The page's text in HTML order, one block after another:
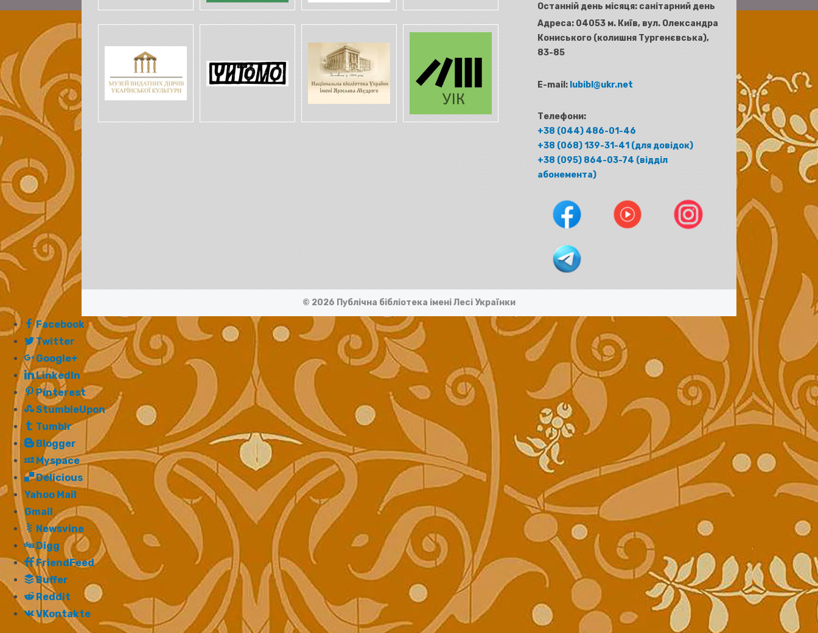
Останній день місяця: санітарний день
Адреса:04053 м. Київ, вул. Олександра
Кониського (колишня Тургенєвська),
83-85
E-mail: lubibl@ukr.net
Телефони:
+38 (044) 486-01-46
+38 (068) 139-31-41 (для довідок)
+38 (095) 864-03-74 (відділ
абонемента)
© 2026 Публічна бібліотека імені Лесі Українки
Facebook
Twitter
Google+
LinkedIn
Pinterest
StumbleUpon
Tumblr
Blogger
Myspace
Delicious
Yahoo Mail
Gmail
Newsvine
Digg
FriendFeed
Buffer
Reddit
VKontakte